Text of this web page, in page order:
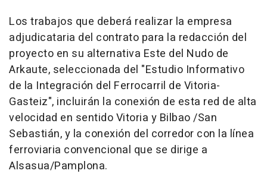
Los trabajos que deberá realizar la empresa
adjudicataria del contrato para la redacción del
proyecto en su alternativa Este del Nudo de
Arkaute, seleccionada del "Estudio Informativo
de la Integración del Ferrocarril de Vitoria-
Gasteiz", incluirán la conexión de esta red de alta
velocidad en sentido Vitoria y Bilbao /San
Sebastián, y la conexión del corredor con la línea
ferroviaria convencional que se dirige a
Alsasua/Pamplona.